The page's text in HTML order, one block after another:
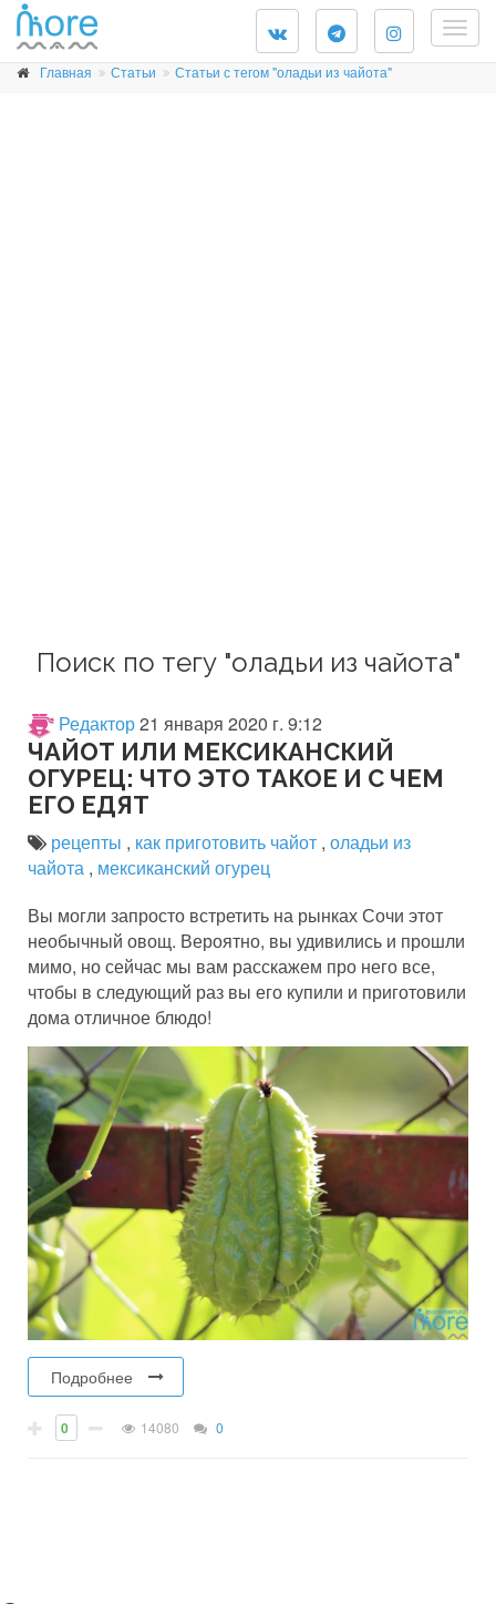
Главная Статьи Статьи с тегом "оладьи из чайота"
Поиск по тегу "оладьи из чайота"
Редактор21 января 2020 г. 9:12
ЧАЙОТ ИЛИ МЕКСИКАНСКИЙ
ОГУРЕЦ: ЧТО ЭТО ТАКОЕ И С ЧЕМ
ЕГО ЕДЯТ
рецепты , как приготовить чайот , оладьи из
чайота , мексиканский огурец
Вы могли запросто встретить на рынках Сочи этот
необычный овощ. Вероятно, вы удивились и прошли
мимо, но сейчас мы вам расскажем про него все,
чтобы в следующий раз вы его купили и приготовили
дома отличное блюдо!
Подробнее
0 14080 0